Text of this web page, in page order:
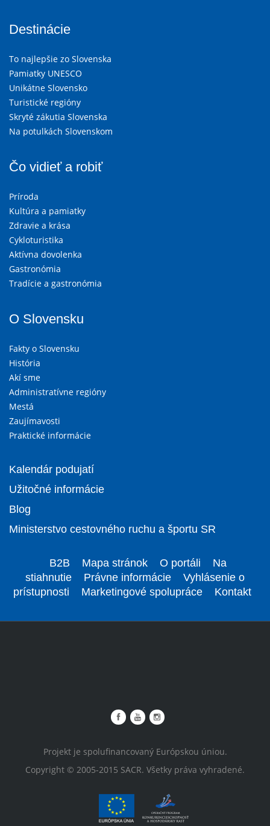
Destinácie
To najlepšie zo Slovenska
Pamiatky UNESCO
Unikátne Slovensko
Turistické regióny
Skryté zákutia Slovenska
Na potulkách Slovenskom
Čo vidieť a robiť
Príroda
Kultúra a pamiatky
Zdravie a krása
Cykloturistika
Aktívna dovolenka
Gastronómia
Tradície a gastronómia
O Slovensku
Fakty o Slovensku
História
Akí sme
Administratívne regióny
Mestá
Zaujímavosti
Praktické informácie
Kalendár podujatí
Užitočné informácie
Blog
Ministerstvo cestovného ruchu a športu SR
B2B Mapa stránok O portáli
Na
stiahnutie
Právne informácie
Vyhlásenie o
prístupnosti
Marketingové spolupráce Kontakt
Projekt je spolufinancovaný Európskou úniou.
Copyright © 2005-2015 SACR. Všetky práva vyhradené.